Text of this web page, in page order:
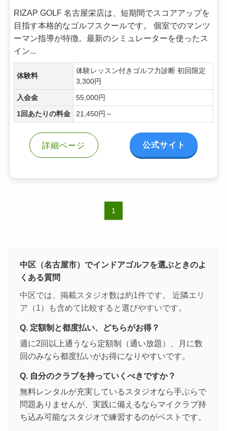
RIZAP GOLF 名古屋栄店は、短期間でスコアアップを
目指す本格的なゴルフスクールです。 個室でのマンツ
ーマン指導が特徴。最新のシミュレーターを使ったス
イン...
体験料
体験レッスン付きゴルフ力診断 初回限定
3,300円
入会金 55,000円
1回あたりの料金 21,450円～
詳細ページ 公式サイト
1
中区（名古屋市）でインドアゴルフを選ぶときのよ
くある質問
中区では、掲載スタジオ数は約1件です。 近隣エリ
ア（1）も含めて比較すると選びやすいです。
Q. 定額制と都度払い、どちらがお得？
週に2回以上通うなら定額制（通い放題）、月に数
回のみなら都度払いがお得になりやすいです。
Q. 自分のクラブを持っていくべきですか？
無料レンタルが充実しているスタジオなら手ぶらで
問題ありませんが、実践に備えるならマイクラブ持
ち込み可能なスタジオで練習するのがベストです。